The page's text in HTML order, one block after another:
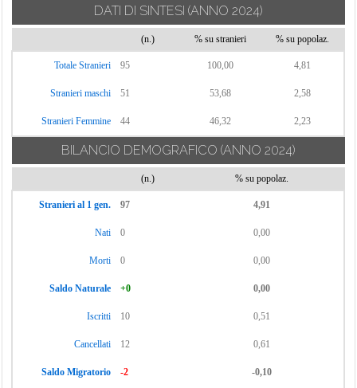
Torrecuso
Vitulano
DATI DI SINTESI (ANNO 2024)
(n.) % su stranieri % su popolaz.
Totale Stranieri 95 100,00 4,81
Stranieri maschi 51 53,68 2,58
Stranieri Femmine 44 46,32 2,23
BILANCIO DEMOGRAFICO (ANNO 2024)
(n.) % su popolaz.
Stranieri al 1 gen. 97 4,91
Nati 0 0,00
Morti 0 0,00
Saldo Naturale +0 0,00
Iscritti 10 0,51
Cancellati 12 0,61
Saldo Migratorio -2 -0,10